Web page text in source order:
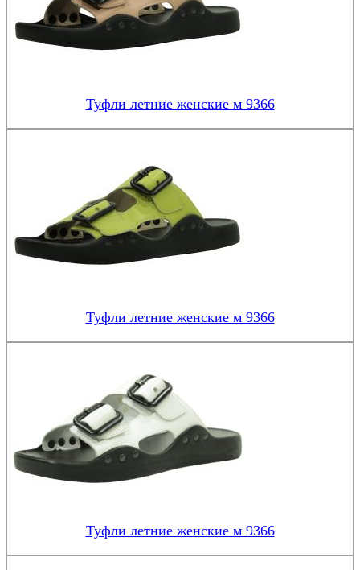
Туфли летние женские м 9366
Туфли летние женские м 9366
Туфли летние женские м 9366